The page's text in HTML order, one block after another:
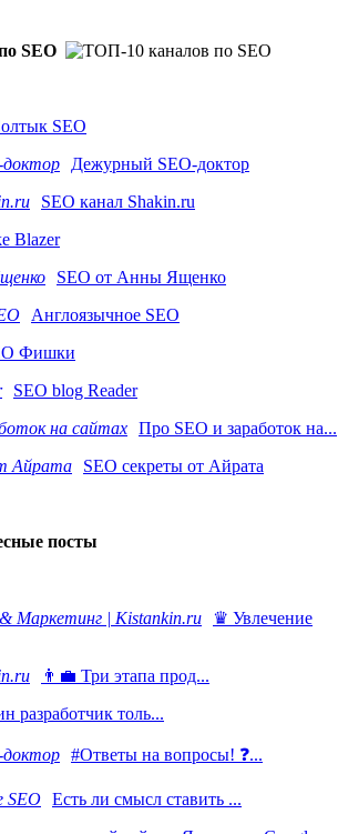
SEO
SEO
Дежурный SEO-доктор
SEO канал Shakin.ru
Blazer
SEO от Анны Ященко
Англоязычное SEO
Фишки
SEO blog Reader
Про SEO и заработок на...
SEO секреты от Айрата
посты
♛ Увлечение
👨‍💼 Три этапа прод...
разработчик толь...
#Ответы на вопросы! ❓...
Есть ли смысл ставить ...